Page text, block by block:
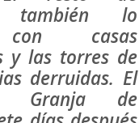
también lo
con casas
y las torres de
derruidas. El
Granja de